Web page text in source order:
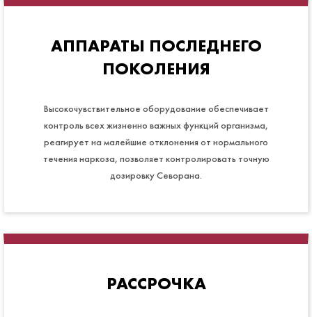
АППАРАТЫ ПОСЛЕДНЕГО
ПОКОЛЕНИЯ
Высокочувствительное оборудование обеспечивает
контроль всех жизненно важных функций организма,
реагирует на малейшие отклонения от нормального
течения наркоза, позволяет контролировать точную
дозировку Севорана.
РАССРОЧКА